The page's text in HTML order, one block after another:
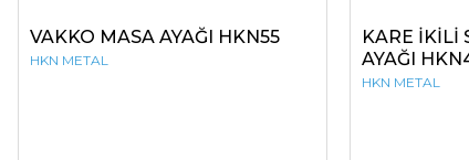
VAKKO MASA AYAĞI HKN55
HKN METAL
KARE İKİLİ
AYAĞI
HKN METAL